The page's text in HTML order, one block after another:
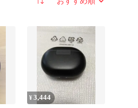
並び替え
¥3,444